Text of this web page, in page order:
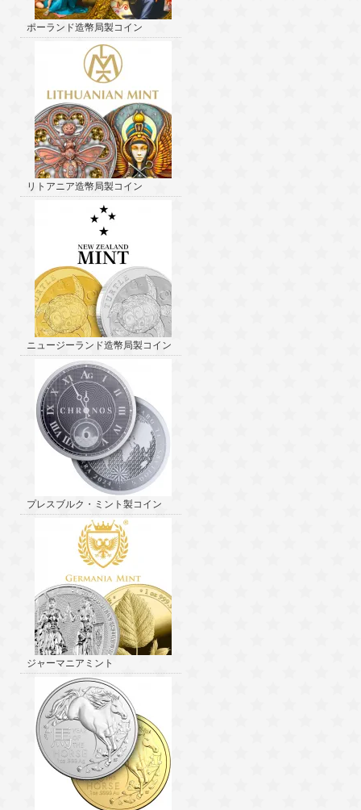
ポーランド造幣局製コイン
リトアニア造幣局製コイン
ニュージーランド造幣局製コイン
プレスブルク・ミント製コイン
ジャーマニアミント